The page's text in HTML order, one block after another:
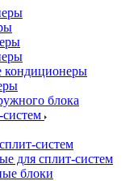
кондиционеры
блока
систем
для сплит-систем
блоки